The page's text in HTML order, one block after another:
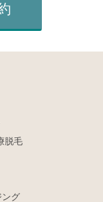
脱毛
ング